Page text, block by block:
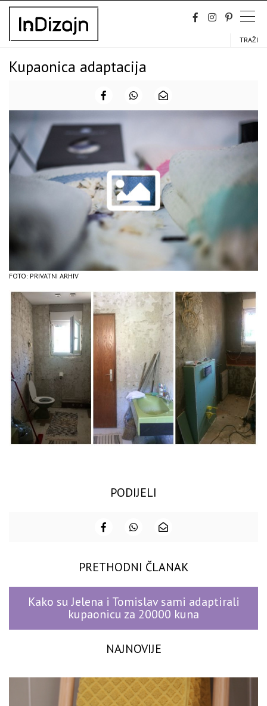
Skip
content
TRAŽI
Kupaonica adaptacija
FOTO: PRIVATNI ARHIV
PODIJELI
PRETHODNI ČLANAK
Kako su Jelena i Tomislav sami adaptirali
kupaonicu za 20000 kuna
NAJNOVIJE